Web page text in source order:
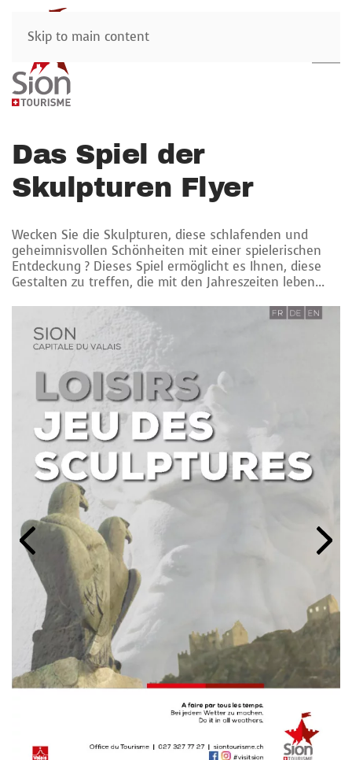
Skip to main content
Das Spiel der
Skulpturen Flyer
Wecken Sie die Skulpturen, diese schlafenden und
geheimnisvollen Schönheiten mit einer spielerischen
Entdeckung ? Dieses Spiel ermöglicht es Ihnen, diese
Gestalten zu treffen, die mit den Jahreszeiten leben...